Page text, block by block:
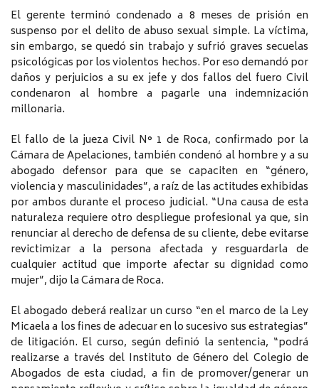
El gerente terminó condenado a 8 meses de prisión en
suspenso por el delito de abuso sexual simple. La víctima,
sin embargo, se quedó sin trabajo y sufrió graves secuelas
psicológicas por los violentos hechos. Por eso demandó por
daños y perjuicios a su ex jefe y dos fallos del fuero Civil
condenaron al hombre a pagarle una indemnización
millonaria.
El fallo de la jueza Civil N° 1 de Roca, confirmado por la
Cámara de Apelaciones, también condenó al hombre y a su
abogado defensor para que se capaciten en “género,
violencia y masculinidades”, a raíz de las actitudes exhibidas
por ambos durante el proceso judicial. “Una causa de esta
naturaleza requiere otro despliegue profesional ya que, sin
renunciar al derecho de defensa de su cliente, debe evitarse
revictimizar a la persona afectada y resguardarla de
cualquier actitud que importe afectar su dignidad como
mujer”, dijo la Cámara de Roca.
El abogado deberá realizar un curso “en el marco de la Ley
Micaela a los fines de adecuar en lo sucesivo sus estrategias”
de litigación. El curso, según definió la sentencia, “podrá
realizarse a través del Instituto de Género del Colegio de
Abogados de esta ciudad, a fin de promover/generar un